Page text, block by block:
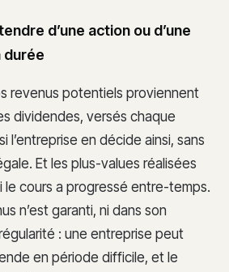
d’une action ou d’une
durée
revenus potentiels proviennent
dividendes, versés chaque
l’entreprise en décide ainsi, sans
Et les plus-values réalisées
le cours a progressé entre-temps.
n’est garanti, ni dans son
: une entreprise peut
en période difficile, et le